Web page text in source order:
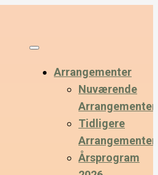
Arrangementer
Nuværende
Arrangementer
Tidligere
Arrangementer
Årsprogram